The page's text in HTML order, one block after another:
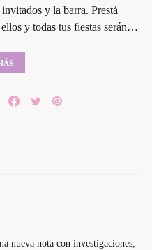
y la barra. Prestá
y todas tus fiestas serán…
nueva nota con investigaciones,